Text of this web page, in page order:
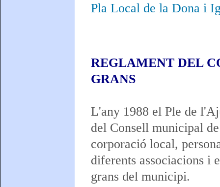
Pla Local de la Dona i
REGLAMENT DEL
GRANS
L'any 1988 el Ple de
del Consell municipal
corporació local,
diferents associacions i
grans del municipi.